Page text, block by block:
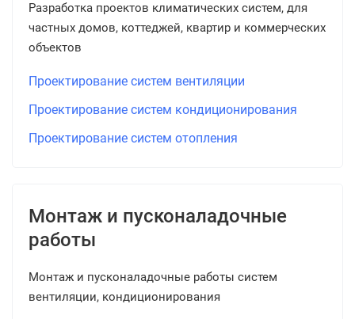
Разработка проектов климатических систем, для
частных домов, коттеджей, квартир и коммерческих
объектов
Проектирование систем вентиляции
Проектирование систем кондиционирования
Проектирование систем отопления
Монтаж и пусконаладочные
работы
Монтаж и пусконаладочные работы систем
вентиляции, кондиционирования